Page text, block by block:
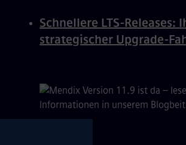
Schnellere LTS-Releases:
strategischer Upgrade-